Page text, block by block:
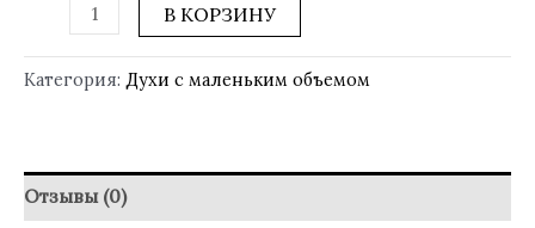
В КОРЗИНУ
Категория: Духи с маленьким объемом
Отзывы (0)